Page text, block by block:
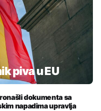
piva u EU
dokumenta sa
napadima upravlja